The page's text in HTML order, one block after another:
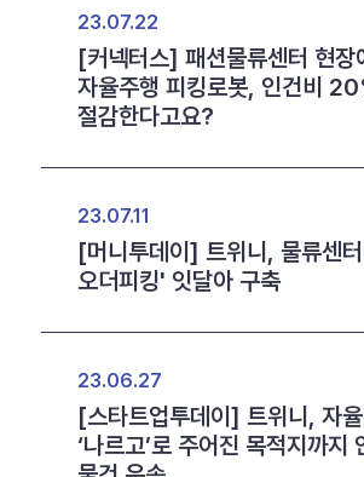
23.07.22
[커넥터스] 패션물류센터 현장
자율주행 피킹로봇, 인건비
절감한다고요?
23.07.11
[머니투데이] 트위니, 물류센
오더피킹' 잇달아 구축
23.06.27
[스타트업투데이] 트위니, 자
‘나르고’로 주어진 목적지까지